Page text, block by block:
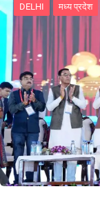
DELHI मध्य प्रदेश